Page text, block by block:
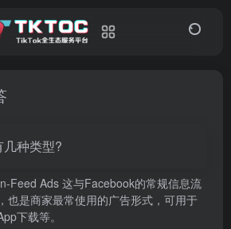
几种类型?
Feed Ads 这与Facebook的常规信息流
也是商家最常使用的广告形式，可用于
下载等。